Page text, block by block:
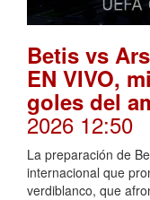
Betis vs
EN VIVO,
goles del
2026 12:50
La preparación de
internacional que
verdiblanco, que